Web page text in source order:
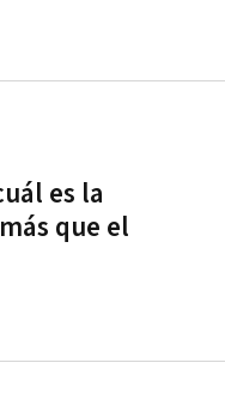
es la
que el